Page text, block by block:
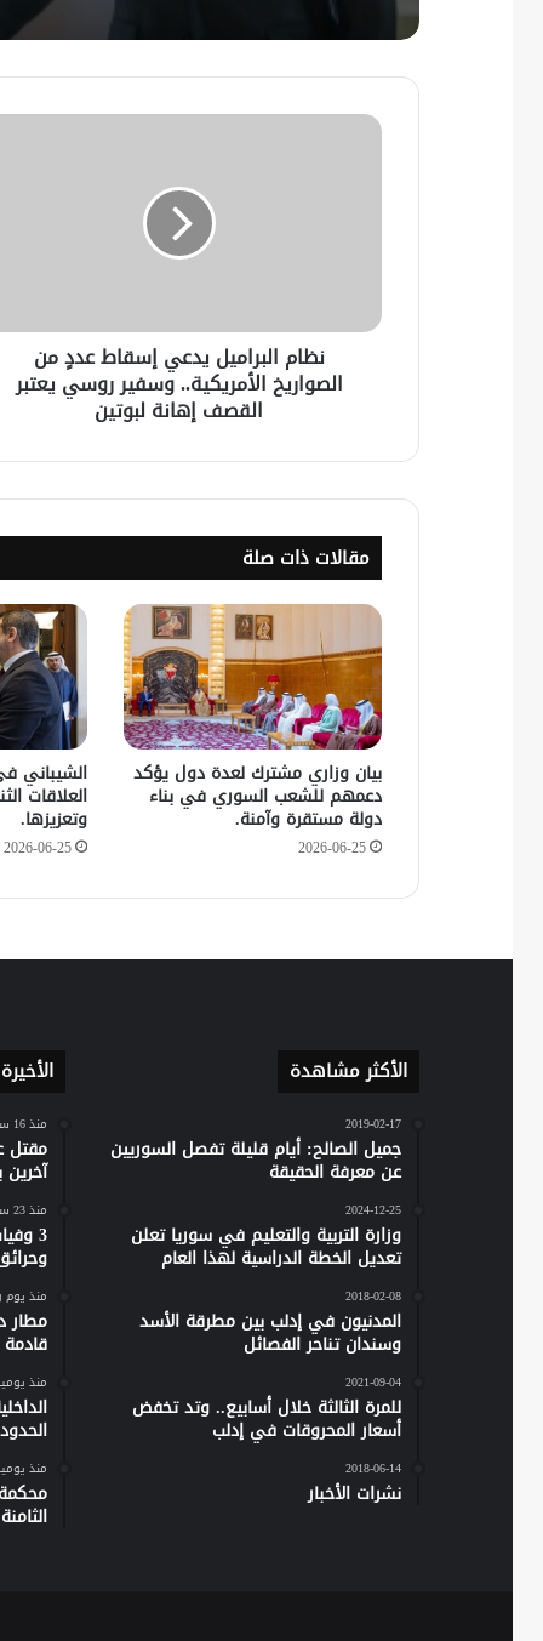
نظام البراميل يدعي إسقاط عددٍ من
الصواريخ الأمريكية.. وسفير روسي يعتبر
القصف إهانة لبوتين
مقالات ذات صلة
بيان وزاري مشترك لعدة دول يؤكد
دعمهم للشعب السوري في بناء
دولة مستقرة وآمنة.
2026-06-25
الشيباني
العلاقات
وتعزيزها.
2026-06-25
الأكثر مشاهدة
2019-02-17
جميل الصالح: أيام قليلة تفصل السوريين
عن معرفة الحقيقة
2024-12-25
وزارة التربية والتعليم في سوريا تعلن
تعديل الخطة الدراسية لهذا العام
2018-02-08
المدنيون في إدلب بين مطرقة الأسد
وسندان تناحر الفصائل
2021-09-04
للمرة الثالثة خلال أسابيع.. وتد تخفض
أسعار المحروقات في إدلب
2018-06-14
نشرات الأخبار
الأخيرة
منذ 16 ساعة
مقتل
منذ 23 ساعة
منذ يوم
مطار
منذ
منذ